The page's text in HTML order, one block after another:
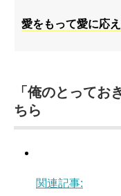
愛をもって愛に応
「俺のとってお
ちら
関連記事: